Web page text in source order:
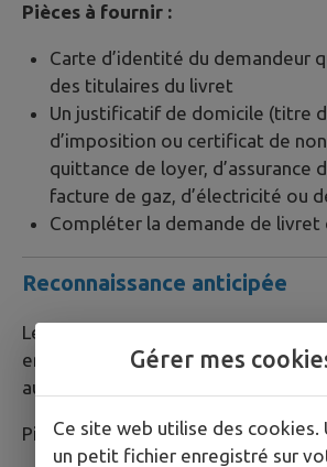
Pièces à fournir :
Carte d’identité du demandeur
des titulaires du livret
Un justificatif de domicile (titre
d’imposition ou certificat de
quittance de loyer, d’assurance
facture de gaz, d’électricité ou
Compléter la demande de livret
Reconnaissance anticipée
Le père et/ou la mère peuvent
enfant avant la naissance en faisant
au service de l’état civil.
Pièces à fournir :
Gérer mes
Ce site web utilise des cookies.
un petit fichier enregistré sur